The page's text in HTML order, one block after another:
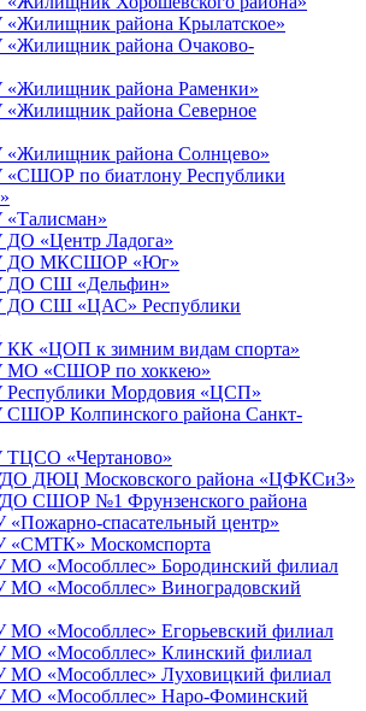
«Жилищник района Крылатское»
«Жилищник района Очаково-
«Жилищник района Раменки»
«Жилищник района Северное
«Жилищник района Солнцево»
«СШОР по биатлону Республики
«Талисман»
ДО «Центр Ладога»
ДО МКСШОР «Юг»
ДО СШ «Дельфин»
ДО СШ «ЦАС» Республики
КК «ЦОП к зимним видам спорта»
МО «СШОР по хоккею»
Республики Мордовия «ЦСП»
СШОР Колпинского района Санкт-
ТЦСО «Чертаново»
ДЮЦ Московского района «ЦФКСиЗ»
СШОР №1 Фрунзенского района
«Пожарно-спасательный центр»
«СМТК» Москомспорта
МО «Мособллес» Бородинский филиал
МО «Мособллес» Виноградовский
МО «Мособллес» Егорьевский филиал
МО «Мособллес» Клинский филиал
МО «Мособллес» Луховицкий филиал
МО «Мособллес» Наро-Фоминский